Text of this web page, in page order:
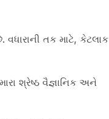
તક માટે, કેટલાક
શ્રેષ્ઠ વૈજ્ઞાનિક અને